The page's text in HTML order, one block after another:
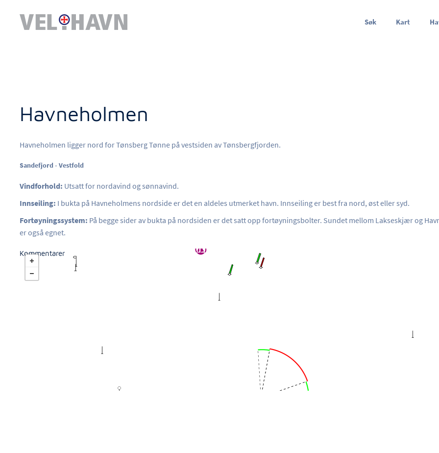
Søk Kart
Havneholmen
Havneholmen ligger nord for Tønsberg Tønne på vestsiden av Tønsbergfjorden.
Sandefjord - Vestfold
Vindforhold: Utsatt for nordavind og sønnavind.
Innseiling: I bukta på Havneholmens nordside er det en aldeles utmerket havn. Innseiling er best fra nord, øst eller syd.
Fortøyningssystem: På begge sider av bukta på nordsiden er det satt opp fortøyningsbolter. Sundet mellom Lakseskjær og
er også egnet.
Kommentarer